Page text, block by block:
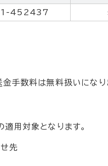
452437
数料は無料扱いになりま
対象となります。
先